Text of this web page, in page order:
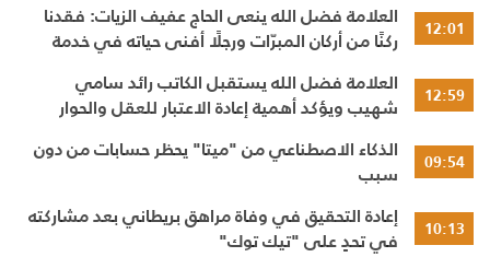
12:01
العلامة فضل الله ينعى الحاج عفيف الزيات: فقدنا
ركنًا من أركان المبرّات ورجلًا أفنى حياته في خدمة
12:59
العلامة فضل الله يستقبل الكاتب رائد سامي
شهيب ويؤكد أهمية إعادة الاعتبار للعقل والحوار
09:54
الذكاء الاصطناعي من "ميتا" يحظر حسابات من دون
سبب
10:13
إعادة التحقيق في وفاة مراهق بريطاني بعد مشاركته
في تحدٍ على "تيك توك"